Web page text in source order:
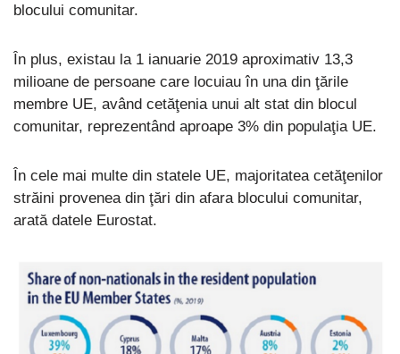
blocului comunitar.
În plus, existau la 1 ianuarie 2019 aproximativ 13,3
milioane de persoane care locuiau în una din ţările
membre UE, având cetăţenia unui alt stat din blocul
comunitar, reprezentând aproape 3% din populaţia UE.
În cele mai multe din statele UE, majoritatea cetăţenilor
străini provenea din ţări din afara blocului comunitar,
arată datele Eurostat.